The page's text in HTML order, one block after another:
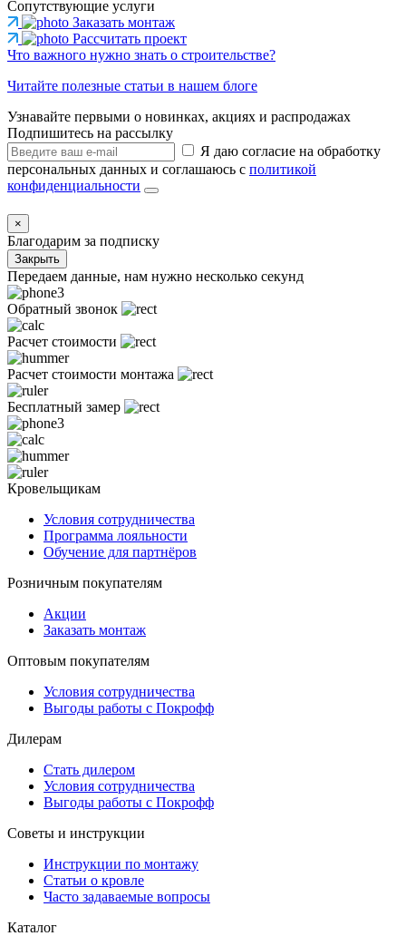
Сопутствующие услуги
Заказать монтаж
Рассчитать проект
Что важного нужно знать о строительстве?
Читайте полезные статьи в нашем блоге
Узнавайте первыми о новинках, акциях и распродажах
Подпишитесь на рассылку
Я даю согласие на обработку
персональных данных и соглашаюсь с политикой
конфиденциальности
×
Благодарим за подписку
Закрыть
Передаем данные, нам нужно несколько секунд
Обратный звонок
Расчет стоимости
Расчет стоимости монтажа
Бесплатный замер
Кровельщикам
Условия сотрудничества
Программа лояльности
Обучение для партнёров
Розничным покупателям
Акции
Заказать монтаж
Оптовым покупателям
Условия сотрудничества
Выгоды работы с Покрофф
Дилерам
Стать дилером
Условия сотрудничества
Выгоды работы с Покрофф
Советы и инструкции
Инструкции по монтажу
Статьи о кровле
Часто задаваемые вопросы
Каталог